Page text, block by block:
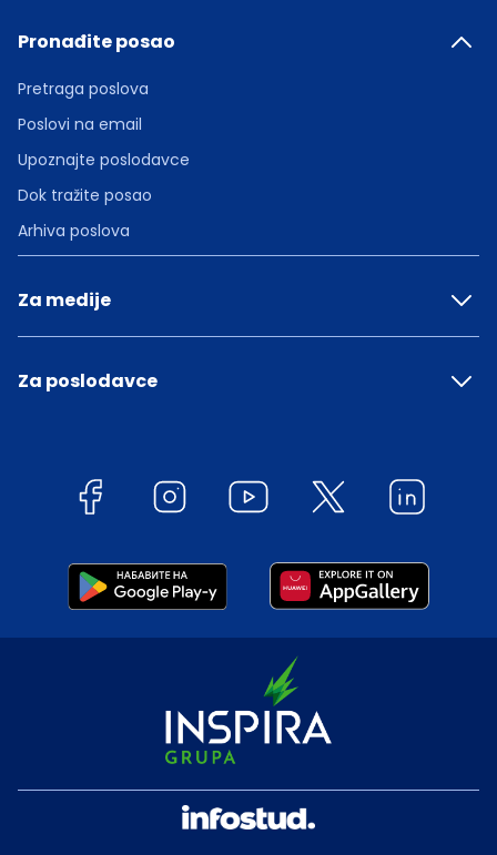
Pronađite posao
Pretraga poslova
Poslovi na email
Upoznajte poslodavce
Dok tražite posao
Arhiva poslova
Za medije
Za poslodavce